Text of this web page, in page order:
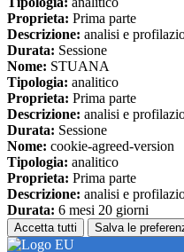
Proprieta: Prima parte
Descrizione: analisi e
Durata: Sessione
Nome: STUANA
Tipologia: analitico
Proprieta: Prima parte
Descrizione: analisi e
Durata: Sessione
Nome: cookie-agreed-version
Tipologia: analitico
Proprieta: Prima parte
Descrizione: analisi e
Durata: 6 mesi 20 giorni
Accetta tutti Salva le